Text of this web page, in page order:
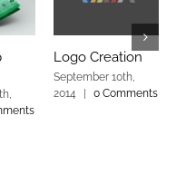
Logo Creation
September 10th,
2014
0 Comments